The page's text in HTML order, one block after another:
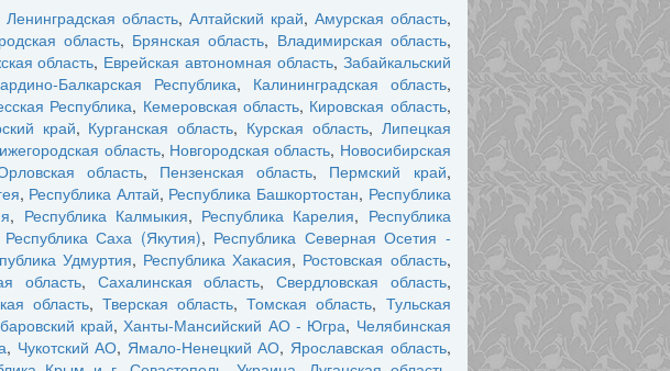
область, Алтайский край, Амурская область,
область, Брянская область, Владимирская область,
область, Еврейская автономная область, Забайкальский
Балкарская Республика, Калининградская область,
Республика, Кемеровская область, Кировская область,
край, Курганская область, Курская область, Липецкая
область, Новгородская область, Новосибирская
область, Пензенская область, Пермский край,
, Республика Алтай, Республика Башкортостан, Республика
, Республика Калмыкия, Республика Карелия, Республика
Республика Саха (Якутия), Республика Северная Осетия -
Удмуртия, Республика Хакасия, Ростовская область,
область, Сахалинская область, Свердловская область,
область,Тверская область,Томская область, Тульская
край,Ханты-Мансийский АО - Югра, Челябинская
, Чукотский АО, Ямало-Ненецкий АО, Ярославская область,